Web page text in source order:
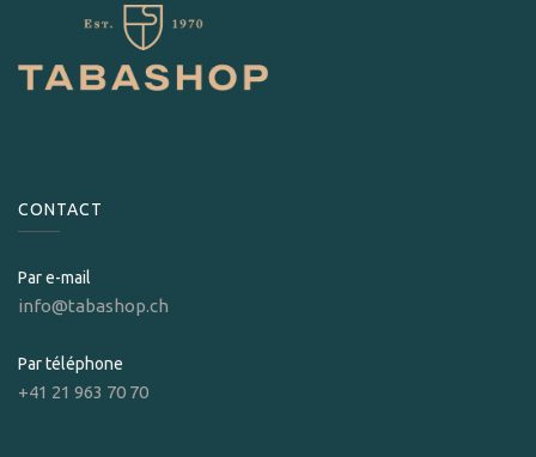
CONTACT
Par e-mail
info@tabashop.ch
Par téléphone
+41 21 963 70 70